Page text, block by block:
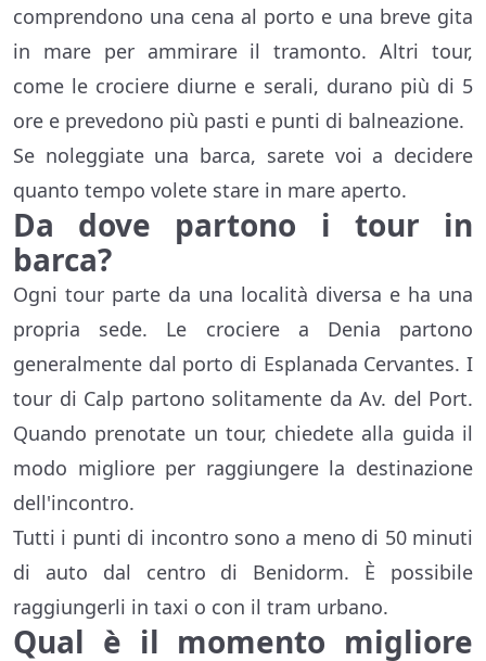
comprendono una cena al porto e una breve gita
in mare per ammirare il tramonto. Altri tour,
come le crociere diurne e serali, durano più di 5
ore e prevedono più pasti e punti di balneazione.
Se noleggiate una barca, sarete voi a decidere
quanto tempo volete stare in mare aperto.
Da dove partono i tour in
barca?
Ogni tour parte da una località diversa e ha una
propria sede. Le crociere a Denia partono
generalmente dal porto di Esplanada Cervantes. I
tour di Calp partono solitamente da Av. del Port.
Quando prenotate un tour, chiedete alla guida il
modo migliore per raggiungere la destinazione
dell'incontro.
Tutti i punti di incontro sono a meno di 50 minuti
di auto dal centro di Benidorm. È possibile
raggiungerli in taxi o con il tram urbano.
Qual è il momento migliore